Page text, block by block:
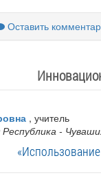
Оставить
, учитель
-